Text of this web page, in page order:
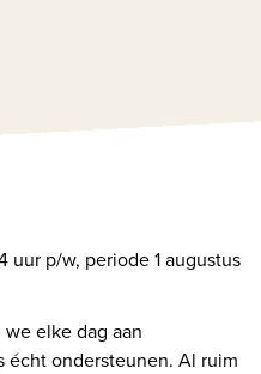
uur p/w, periode 1 augustus
elke dag aan
ondersteunen. Al ruim